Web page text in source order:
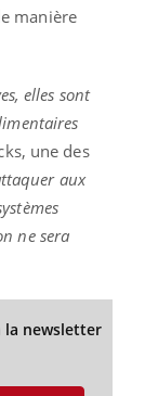
manière
elles sont
une des
aux
ne sera
la newsletter